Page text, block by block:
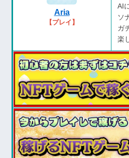
Aria
【プレイ】
AI
ソ
ガ
楽